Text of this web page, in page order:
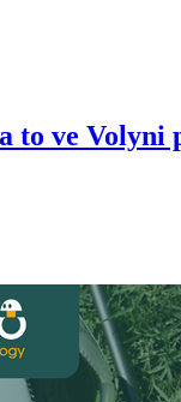
to ve Volyni